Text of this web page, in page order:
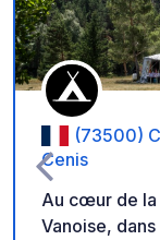
(73500)
Cenis
Au cœur de la
Vanoise,